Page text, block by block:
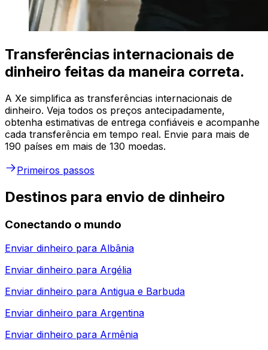
Transferências internacionais de
dinheiro feitas da maneira correta.
A Xe simplifica as transferências internacionais de
dinheiro. Veja todos os preços antecipadamente,
obtenha estimativas de entrega confiáveis e acompanhe
cada transferência em tempo real. Envie para mais de
190 países em mais de 130 moedas.
Primeiros passos
Destinos para envio de dinheiro
Conectando o mundo
Enviar dinheiro para Albânia
Enviar dinheiro para Argélia
Enviar dinheiro para Antigua e Barbuda
Enviar dinheiro para Argentina
Enviar dinheiro para Armênia